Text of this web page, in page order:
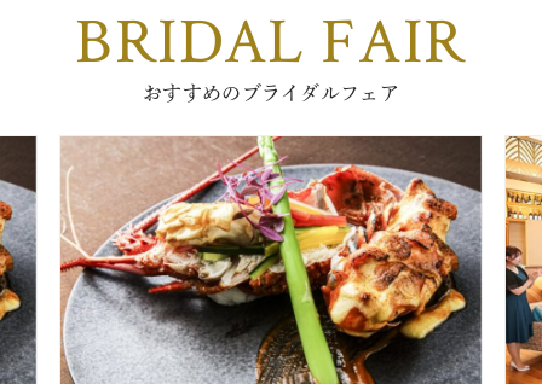
BRIDAL FAIR
おすすめのブライダルフェア